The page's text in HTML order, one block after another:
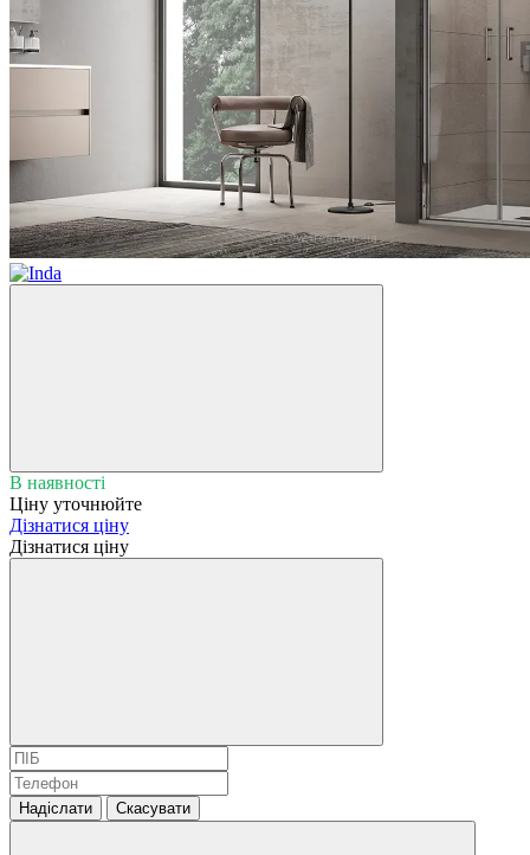
В наявності
Ціну уточнюйте
Дізнатися ціну
Дізнатися ціну
Надіслати Скасувати